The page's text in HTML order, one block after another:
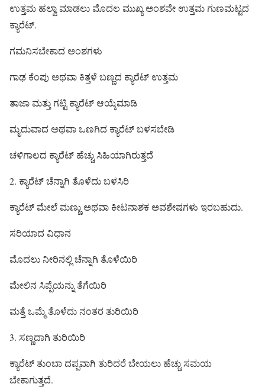
ಉತ್ತಮ ಹಲ್ವಾ ಮಾಡಲು ಮೊದಲ ಮುಖ್ಯ ಅಂಶವೇ ಉತ್ತಮ ಗುಣಮಟ್ಟದ
ಕ್ಯಾರೆಟ್.
ಗಮನಿಸಬೇಕಾದ ಅಂಶಗಳು
ಗಾಢ ಕೆಂಪು ಅಥವಾ ಕಿತ್ತಳೆ ಬಣ್ಣದ ಕ್ಯಾರೆಟ್ ಉತ್ತಮ
ತಾಜಾ ಮತ್ತು ಗಟ್ಟಿ ಕ್ಯಾರೆಟ್ ಆಯ್ಕೆಮಾಡಿ
ಮೃದುವಾದ ಅಥವಾ ಒಣಗಿದ ಕ್ಯಾರೆಟ್ ಬಳಸಬೇಡಿ
ಚಳಿಗಾಲದ ಕ್ಯಾರೆಟ್ ಹೆಚ್ಚು ಸಿಹಿಯಾಗಿರುತ್ತದೆ
2. ಕ್ಯಾರೆಟ್ ಚೆನ್ನಾಗಿ ತೊಳೆದು ಬಳಸಿರಿ
ಕ್ಯಾರೆಟ್ ಮೇಲೆ ಮಣ್ಣು ಅಥವಾ ಕೀಟನಾಶಕ ಅವಶೇಷಗಳು ಇರಬಹುದು.
ಸರಿಯಾದ ವಿಧಾನ
ಮೊದಲು ನೀರಿನಲ್ಲಿ ಚೆನ್ನಾಗಿ ತೊಳೆಯಿರಿ
ಮೇಲಿನ ಸಿಪ್ಪೆಯನ್ನು ತೆಗೆಯಿರಿ
ಮತ್ತೆ ಒಮ್ಮೆ ತೊಳೆದು ನಂತರ ತುರಿಯಿರಿ
3. ಸಣ್ಣದಾಗಿ ತುರಿಯಿರಿ
ಕ್ಯಾರೆಟ್ ತುಂಬಾ ದಪ್ಪವಾಗಿ ತುರಿದರೆ ಬೇಯಲು ಹೆಚ್ಚು ಸಮಯ
ಬೇಕಾಗುತ್ತದೆ.